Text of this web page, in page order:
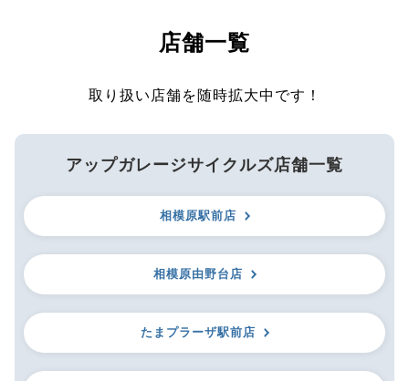
店舗一覧
取り扱い店舗を随時拡大中です！
アップガレージサイクルズ店舗一覧
相模原駅前店
相模原由野台店
たまプラーザ駅前店